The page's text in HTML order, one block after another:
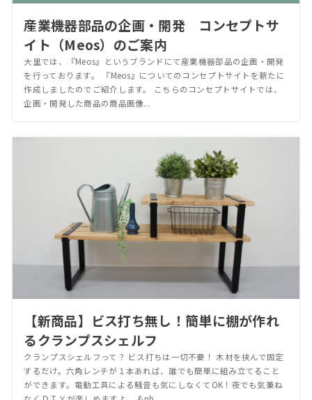
産業機器部品の企画・開発 コンセプトサ
イト（Meos）のご案内
大里では、『Meos』というブランドにて産業機器部品の企画・開発
を行っております。 『Meos』についてのコンセプトサイトを新たに
作成しましたのでご紹介します。 こちらのコンセプトサイトでは、
企画・開発した商品の商品画像...
【新商品】ビス打ち無し！簡単に棚が作れ
るクランプスシェルフ
クランプスシェルフって？ ビス打ちは一切不要！ 木材を挟んで固定
するだけ。六角レンチが１本あれば、誰でも簡単に組み立てること
ができます。電動工具による騒音も気にしなくてOK！夜でも気兼ね